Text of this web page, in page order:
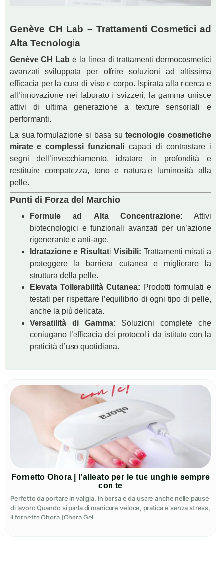
Genève CH Lab – Trattamenti Cosmetici ad
Alta Tecnologia
Genève CH Lab è la linea di trattamenti dermocosmetici
avanzati sviluppata per offrire soluzioni ad altissima
efficacia per la cura di viso e corpo. Ispirata alla ricerca e
all’innovazione nei laboratori svizzeri, la gamma unisce
attivi di ultima generazione a texture sensoriali e
performanti.
La sua formulazione si basa sutecnologie cosmetiche
mirate e complessi funzionali capaci di contrastare i
segni dell’invecchiamento, idratare in profondità e
restituire compatezza, tono e naturale luminosità alla
pelle.
Punti di Forza del Marchio
Formule ad Alta Concentrazione: Attivi
biotecnologici e funzionali avanzati per un’azione
rigenerante e anti-age.
Idratazione e Risultati Visibili: Trattamenti mirati a
proteggere la barriera cutanea e migliorare la
struttura della pelle.
Elevata Tollerabilità Cutanea: Prodotti formulati e
testati per rispettare l’equilibrio di ogni tipo di pelle,
anche la più delicata.
Versatilità di Gamma: Soluzioni complete che
coniugano l’efficacia dei protocolli da istituto con la
praticità d’uso quotidiana.
Fornetto Ohora | l’alleato per le tue unghie sempre
con te
Perfetto da portare in valigia, in borsa e da usare anche nelle pause
di lavoro Quando si parla di manicure veloce, pratica e senza stress,
il fornetto Ohora [Ohora Gel...